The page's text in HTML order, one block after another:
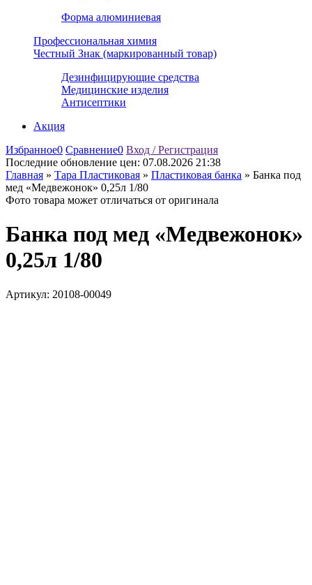
Форма алюминиевая
Профессиональная химия
Честный Знак (маркированный товар)
Дезинфицирующие средства
Медицинские изделия
Антисептики
Акция
Избранное0 Сравнение0 Вход / Регистрация
Последние обновление цен: 07.08.2026 21:38
Главная » Тара Пластиковая » Пластиковая банка » Банка под
мед «Медвежонок» 0,25л 1/80
Фото товара может отличаться от оригинала
Банка под мед «Медвежонок»
0,25л 1/80
Артикул: 20108-00049